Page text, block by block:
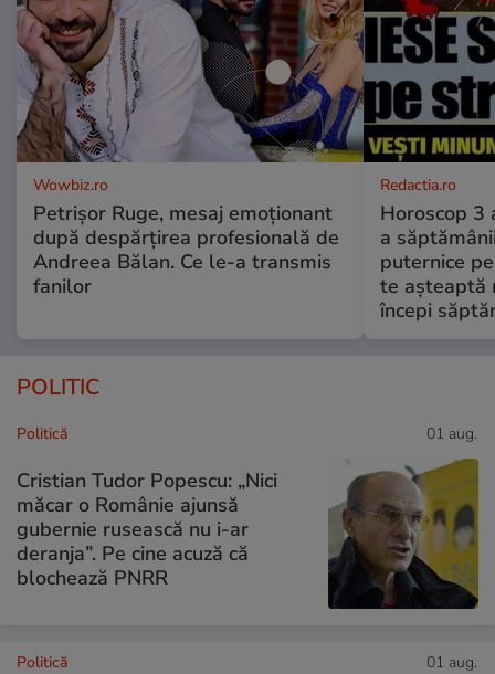
Wowbiz.ro
Petrișor Ruge, mesaj emoționant
după despărțirea profesională de
Andreea Bălan. Ce le-a transmis
fanilor
Redactia.ro
Horoscop 3
a
puternice
te așteaptă
începi
POLITIC
Politică 01 aug.
Cristian Tudor Popescu: „Nici
măcar o Românie ajunsă
gubernie rusească nu i-ar
deranja”. Pe cine acuză că
blochează PNRR
Politică 01 aug.